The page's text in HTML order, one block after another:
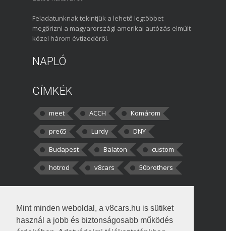
Mint minden weboldal, a v8cars.hu is sütiket
használ a jobb és biztonságosabb működés
Feladatunknak tekintjük a lehető legtöbbet
megőrizni a magyarországi amerikai autózás elmúlt
közel három évtizedéről.
NAPLÓ
CÍMKÉK
meet ACCH
Komárom
pre65
Lurdy
DNY
Budapest
Balaton
custom
hotrod
v8cars 50brothers
kortisz:Elszúrtam! Én csak két
darabbaal számoltam. Nem tudtam, hogy fél autót,